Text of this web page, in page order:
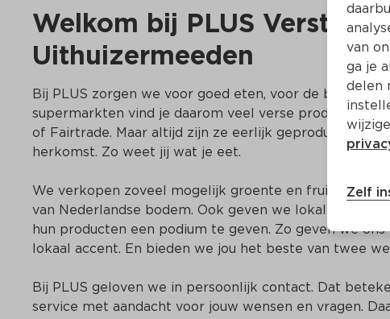
Welkom bij PLUS
Uithuizermeeden
Bij PLUS zorgen we voor goed eten, voor de buurt en
supermarkten vind je daarom veel verse producten.
of Fairtrade. Maar altijd zijn ze eerlijk geproduceerd
herkomst. Zo weet jij wat je eet.
We verkopen zoveel mogelijk groente en fruit uit het
van Nederlandse bodem. Ook geven we lokale
hun producten een podium te geven. Zo geven we
lokaal accent. En bieden we jou het beste van twee
Bij PLUS geloven we in persoonlijk contact. Dat
service met aandacht voor jouw wensen en vragen.
van
ga je
delen
Zelf